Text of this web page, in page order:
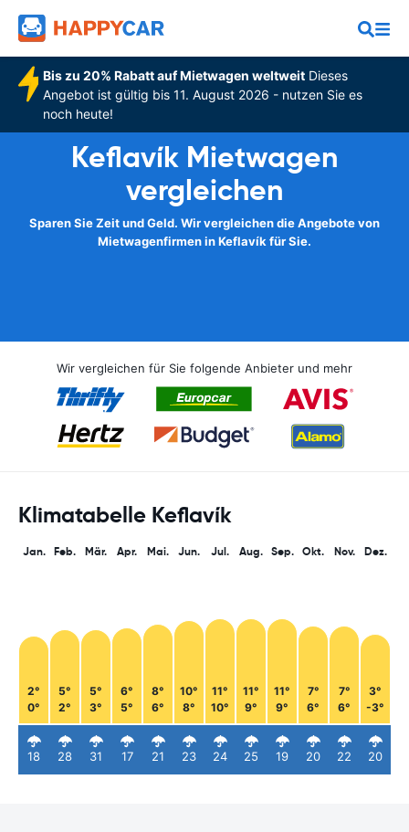
Bis zu 20% Rabatt auf Mietwagen weltweitDieses
Angebot ist gültig bis 11. August 2026 - nutzen Sie es
noch heute!
Keflavík Mietwagen
vergleichen
Sparen Sie Zeit und Geld. Wir vergleichen die Angebote von
Mietwagenfirmen in Keflavík für Sie.
Wir vergleichen für Sie folgende Anbieter und mehr
Klimatabelle Keflavík
Jan.
2°
0°
18
Feb.
5°
2°
28
Mär.
5°
3°
31
Apr.
6°
5°
17
Mai.
8°
6°
21
Jun.
10°
8°
23
Jul.
11°
10°
24
Aug.
11°
9°
25
Sep.
11°
9°
19
Okt.
7°
6°
20
Nov.
7°
6°
22
Dez.
3°
-3°
20